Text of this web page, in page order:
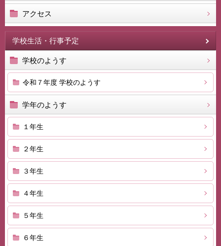
アクセス
学校生活・行事予定
学校のようす
令和７年度 学校のようす
学年のようす
１年生
２年生
３年生
４年生
５年生
６年生